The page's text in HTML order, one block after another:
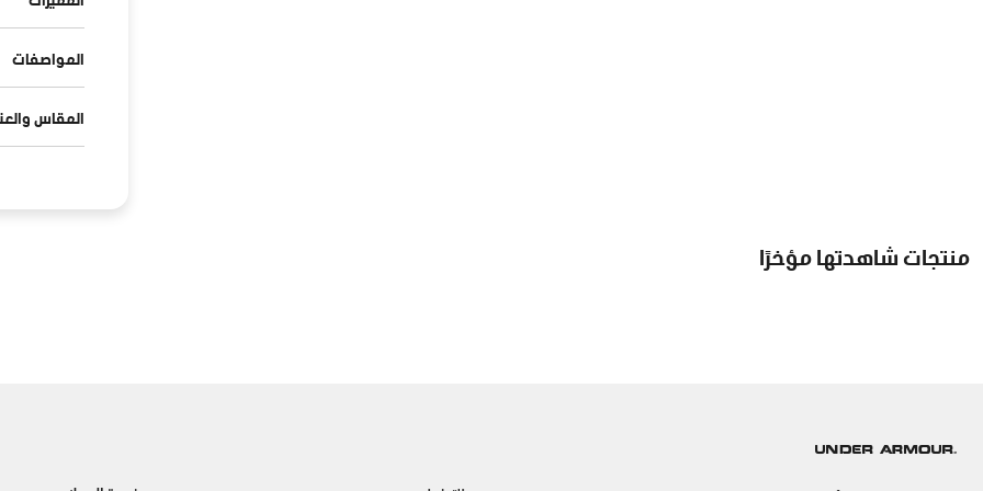
المواصفات
المقاس
منتجات شاهدتها مؤخرًا